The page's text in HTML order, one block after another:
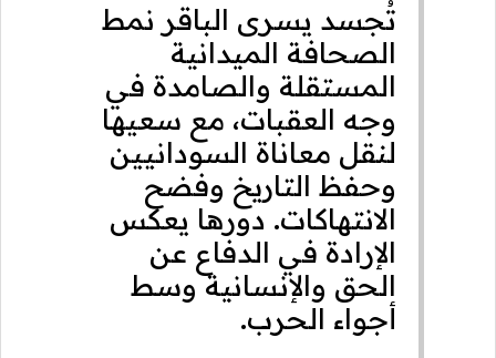
تُجسد يسرى الباقر نمط
الصحافة الميدانية
المستقلة والصامدة في
وجه العقبات، مع سعيها
لنقل معاناة السودانيين
وحفظ التاريخ وفضح
الانتهاكات. دورها يعكس
الإرادة في الدفاع عن
الحق والإنسانية وسط
أجواء الحرب.